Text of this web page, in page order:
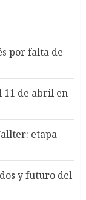
por falta de
11 de abril en
etapa
y futuro del